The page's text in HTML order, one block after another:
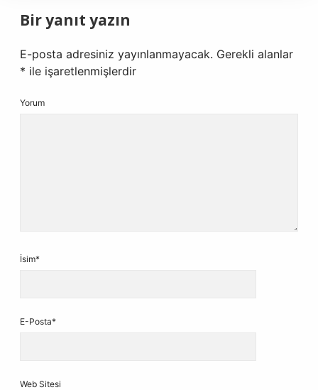
Bir yanıt yazın
E-posta adresiniz yayınlanmayacak. Gerekli alanlar
* ile işaretlenmişlerdir
Yorum
İsim*
E-Posta*
Web Sitesi